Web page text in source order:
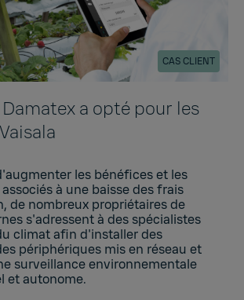
CAS CLIENT
a opté pour les
les bénéfices et les
à une baisse des frais
de nombreux propriétaires de
s'adressent à des spécialistes
climat afin d'installer des
périphériques mis en réseau et
surveillance environnementale
et autonome.